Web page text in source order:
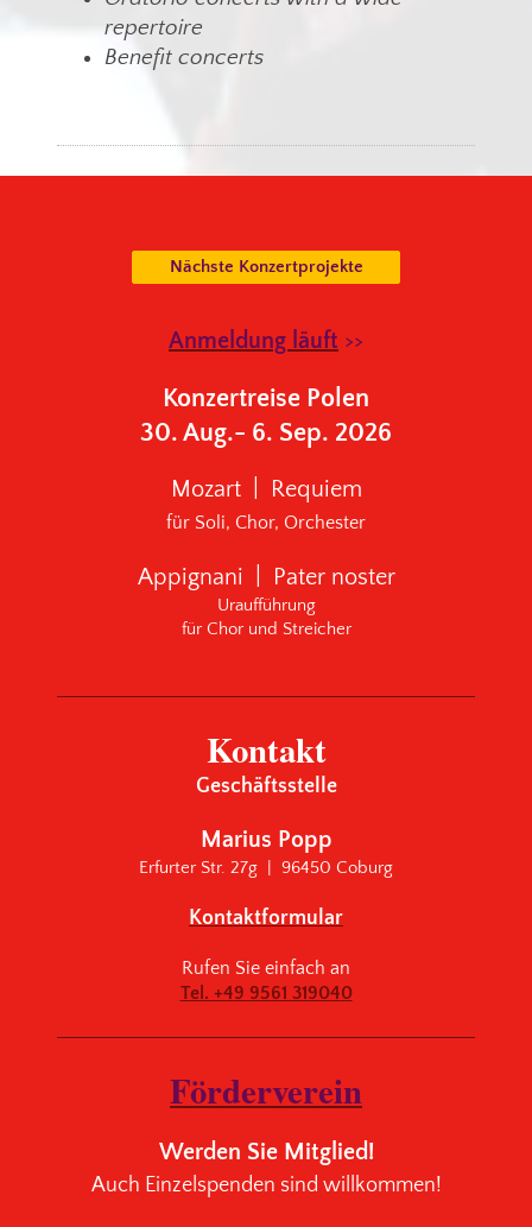
repertoire
Benefit concerts
Nächste Konzertprojekte
Anmeldung läuft >>
Konzertreise Polen
30. Aug.- 6. Sep. 2026
Mozart | Requiem
für Soli, Chor, Orchester
Appignani | Pater noster
Uraufführung
für Chor und Streicher
Kontakt
Geschäftsstelle
Marius Popp
Erfurter Str. 27g | 96450 Coburg
Kontaktformular
Rufen Sie einfach an
Tel. +49 9561 319040
Förderverein
Werden Sie Mitglied!
Auch Einzelspenden sind willkommen!